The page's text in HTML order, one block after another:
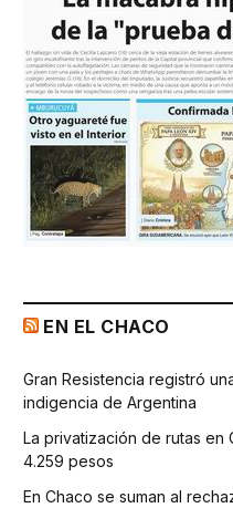
EN EL CHACO
Gran Resistencia registró
indigencia de Argentina
La privatización de rutas en
4.259 pesos
En Chaco se suman al